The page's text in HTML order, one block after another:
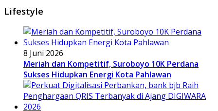
Lifestyle
8 Juni 2026
Meriah dan Kompetitif, Suroboyo 10K Perdana
Sukses Hidupkan Energi Kota Pahlawan